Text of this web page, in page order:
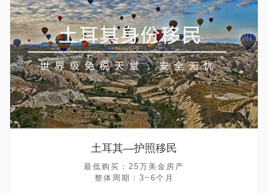
土耳其—护照移民
最低购买：25万美金房产
整体周期：3~6个月